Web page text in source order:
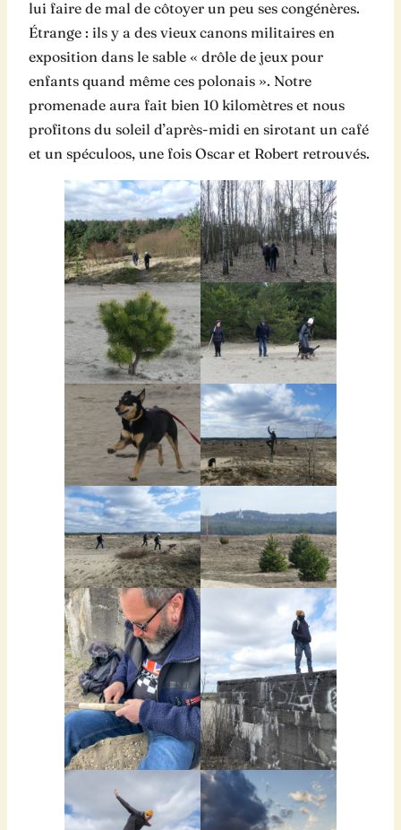
lui faire de mal de côtoyer un peu ses congénères.
Étrange : ils y a des vieux canons militaires en
exposition dans le sable « drôle de jeux pour
enfants quand même ces polonais ». Notre
promenade aura fait bien 10 kilomètres et nous
profitons du soleil d’après-midi en sirotant un café
et un spéculoos, une fois Oscar et Robert retrouvés.